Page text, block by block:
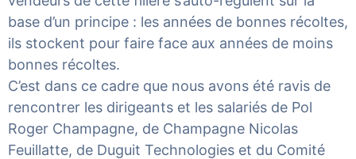
base d’un principe : les années de bonnes récoltes,
ils stockent pour faire face aux années de moins
bonnes récoltes.
C’est dans ce cadre que nous avons été ravis de
rencontrer les dirigeants et les salariés de Pol
Roger Champagne, de Champagne Nicolas
Feuillatte, de Duguit Technologies et du Comité